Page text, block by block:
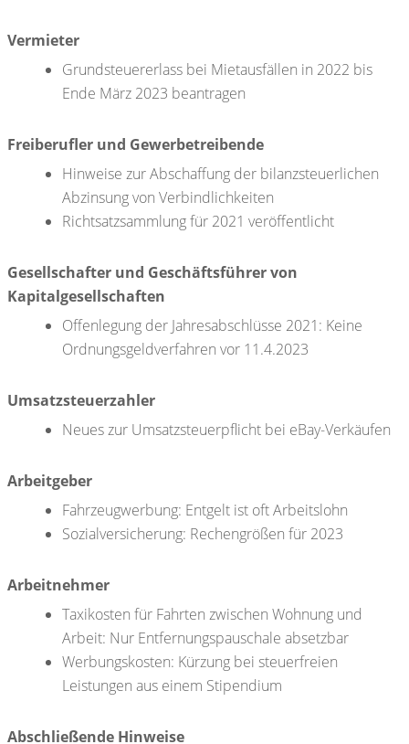
Vermieter
Grundsteuererlass bei Mietausfällen in 2022 bis
Ende März 2023 beantragen
Freiberufler und Gewerbetreibende
Hinweise zur Abschaffung der bilanzsteuerlichen
Abzinsung von Verbindlichkeiten
Richtsatzsammlung für 2021 veröffentlicht
Gesellschafter und Geschäftsführer von
Kapitalgesellschaften
Offenlegung der Jahresabschlüsse 2021: Keine
Ordnungsgeldverfahren vor 11.4.2023
Umsatzsteuerzahler
Neues zur Umsatzsteuerpflicht bei eBay-Verkäufen
Arbeitgeber
Fahrzeugwerbung: Entgelt ist oft Arbeitslohn
Sozialversicherung: Rechengrößen für 2023
Arbeitnehmer
Taxikosten für Fahrten zwischen Wohnung und
Arbeit: Nur Entfernungspauschale absetzbar
Werbungskosten: Kürzung bei steuerfreien
Leistungen aus einem Stipendium
Abschließende Hinweise